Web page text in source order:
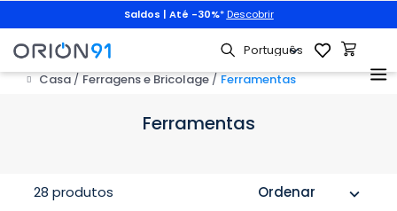
Saldos | Até -30%* Descobrir
Casa Ferragens e Bricolage Ferramentas
Ferramentas
Ordenar expand_more
28 produtos